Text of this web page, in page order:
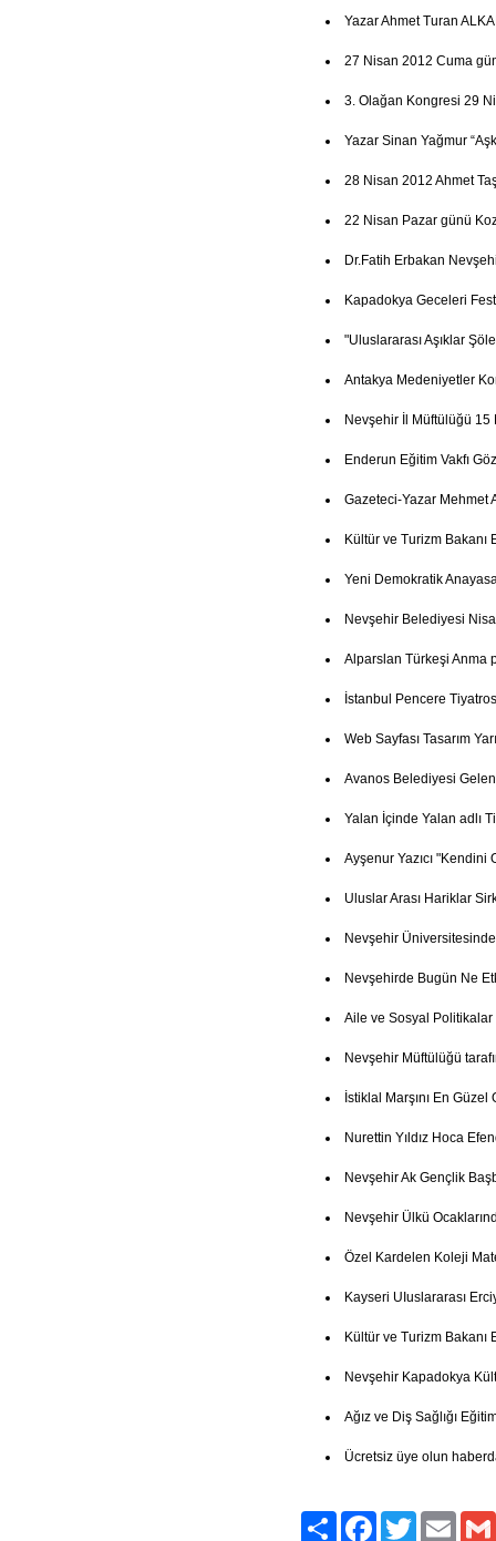
Yazar Ahmet Turan
27 Nisan 2012 Cuma
3. Olağan Kongresi 29
Yazar Sinan Yağmur
28 Nisan 2012 Ahmet
22 Nisan Pazar günü
Dr.Fatih Erbakan
Kapadokya Geceleri
"Uluslararası Aşıklar
Antakya Medeniyetler
Nevşehir İl Müftülüğü
Enderun Eğitim Vakfı
Gazeteci-Yazar Mehmet
Kültür ve Turizm Bakanı
Yeni Demokratik
Nevşehir Belediyesi
Alparslan Türkeşi Anma
İstanbul Pencere
Web Sayfası Tasarım
Avanos Belediyesi
Yalan İçinde Yalan adlı
Ayşenur Yazıcı
Uluslar Arası Hariklar
Nevşehir
Nevşehirde Bugün Ne
Aile ve Sosyal Politikalar
Nevşehir Müftülüğü
İstiklal Marşını En Güzel
Nurettin Yıldız Hoca
Nevşehir Ak Gençlik
Nevşehir Ülkü
Özel Kardelen Koleji
Kayseri UIuslararası
Kültür ve Turizm
Nevşehir Kapadokya
Ağız ve Diş Sağlığı
Ücretsiz üye olun
Paylaş FacebookTwitter Email